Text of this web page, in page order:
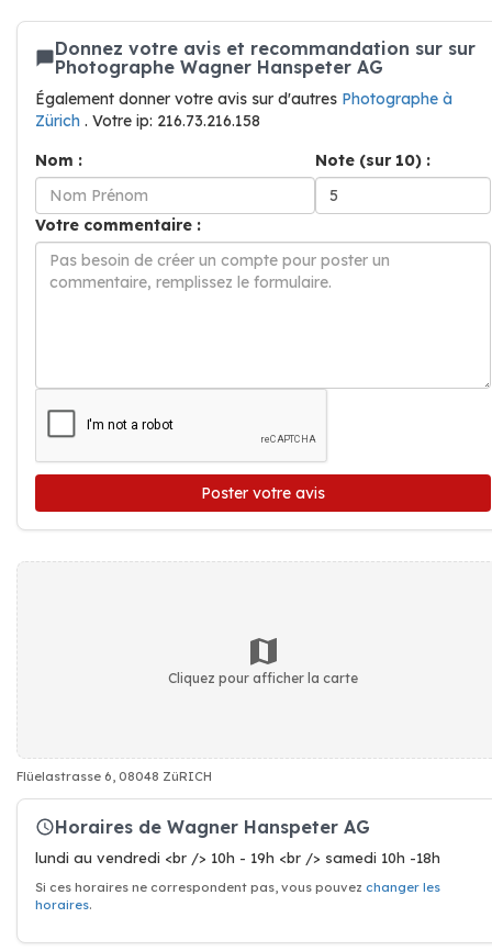
Donnez votre avis et recommandation sur sur
Photographe Wagner Hanspeter AG
Également donner votre avis sur d'autres Photographe à
Zürich . Votre ip: 216.73.216.158
Nom :
Note (sur 10) :
Votre commentaire :
Poster votre avis
Cliquez pour afficher la carte
Flüelastrasse 6, 08048 ZüRICH
Horaires de Wagner Hanspeter AG
lundi au vendredi <br /> 10h - 19h <br /> samedi 10h -18h
Si ces horaires ne correspondent pas, vous pouvez changer les
horaires.